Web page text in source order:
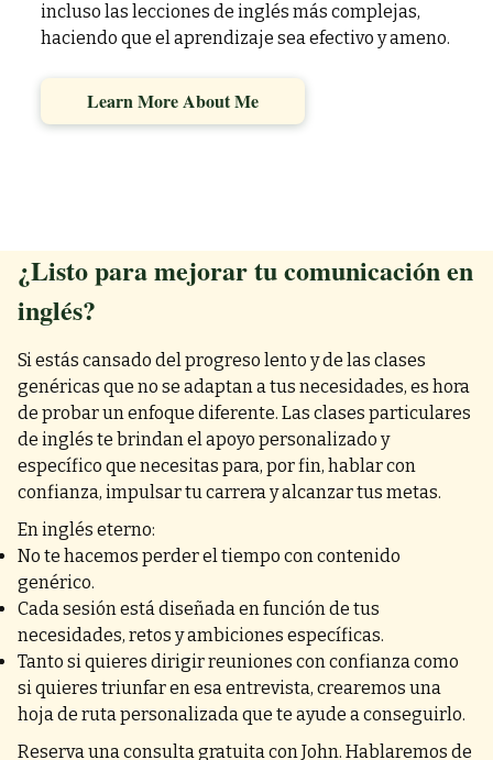
incluso las lecciones de inglés más complejas,
haciendo que el aprendizaje sea efectivo y ameno.
Learn More About Me
¿Listo para mejorar tu comunicación en
inglés?
Si estás cansado del progreso lento y de las clases
genéricas que no se adaptan a tus necesidades, es hora
de probar un enfoque diferente. Las clases particulares
de inglés te brindan el apoyo personalizado y
específico que necesitas para, por fin, hablar con
confianza, impulsar tu carrera y alcanzar tus metas.
En inglés eterno:
No te hacemos perder el tiempo con contenido
genérico.
Cada sesión está diseñada en función de tus
necesidades, retos y ambiciones específicas.
Tanto si quieres dirigir reuniones con confianza como
si quieres triunfar en esa entrevista, crearemos una
hoja de ruta personalizada que te ayude a conseguirlo.
Reserva una consulta gratuita con John. Hablaremos de